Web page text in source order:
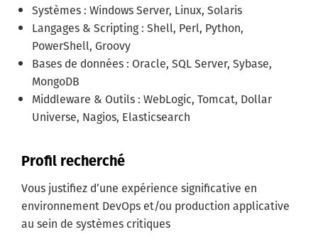
Systèmes : Windows Server, Linux, Solaris
Langages & Scripting : Shell, Perl, Python,
PowerShell, Groovy
Bases de données : Oracle, SQL Server, Sybase,
MongoDB
Middleware & Outils : WebLogic, Tomcat, Dollar
Universe, Nagios, Elasticsearch
Profil recherché
Vous justifiez d’une expérience significative en
environnement DevOps et/ou production applicative
au sein de systèmes critiques